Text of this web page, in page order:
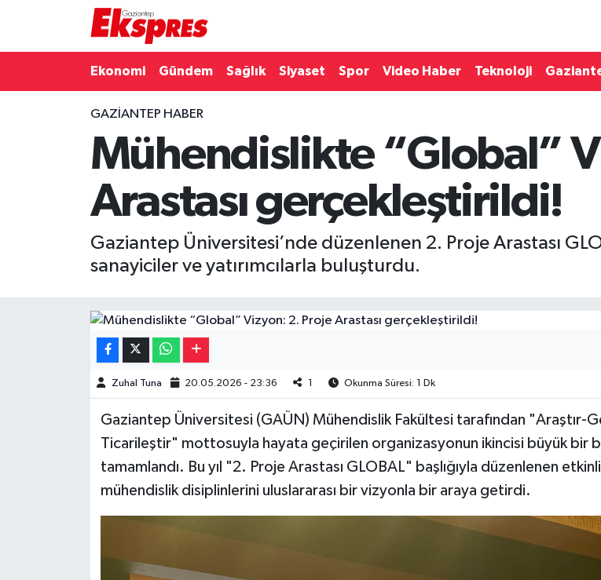
Ekonomi Gündem Sağlık Siyaset Spor Video Haber Teknoloji
GAZIANTEP HABER
Mühendislikte “Global”
Arastası gerçekleştirildi!
Gaziantep Üniversitesi’nde düzenlenen 2. Proje Arastası
sanayiciler ve yatırımcılarla buluşturdu.
Zuhal Tuna 20.05.2026 - 23:36 Okunma Süresi: 1 Dk
Gaziantep Üniversitesi (GAÜN) Mühendislik Fakültesi tarafından "Araştır-
Ticarileştir" mottosuyla hayata geçirilen organizasyonun ikincisi büyük bir
tamamlandı. Bu yıl "2. Proje Arastası GLOBAL" başlığıyla düzenlenen
mühendislik disiplinlerini uluslararası bir vizyonla bir araya getirdi.
Gaziantep son dakika
Gündem
Haberler
Magazin
Resmi İlanlar
Puan Durumu ve Fikstür
Son Dakika Haberleri
Haber Arşivi